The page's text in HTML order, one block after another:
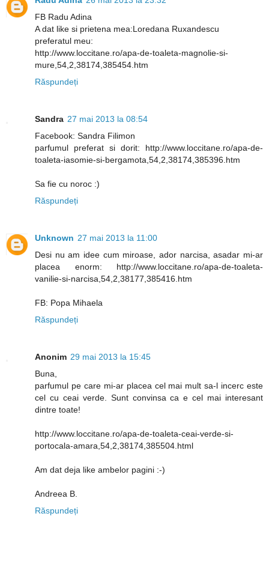
FB Radu Adina
A dat like si prietena mea:Loredana Ruxandescu
preferatul meu:
http://www.loccitane.ro/apa-de-toaleta-magnolie-si-
mure,54,2,38174,385454.htm
Răspundeți
Sandra 27 mai 2013 la 08:54
Facebook: Sandra Filimon
parfumul preferat si dorit: http://www.loccitane.ro/apa-de-
toaleta-iasomie-si-bergamota,54,2,38174,385396.htm
Sa fie cu noroc :)
Răspundeți
Unknown 27 mai 2013 la 11:00
Desi nu am idee cum miroase, ador narcisa, asadar mi-ar
placea enorm: http://www.loccitane.ro/apa-de-toaleta-
vanilie-si-narcisa,54,2,38177,385416.htm
FB: Popa Mihaela
Răspundeți
Anonim 29 mai 2013 la 15:45
Buna,
parfumul pe care mi-ar placea cel mai mult sa-l incerc este
cel cu ceai verde. Sunt convinsa ca e cel mai interesant
dintre toate!
http://www.loccitane.ro/apa-de-toaleta-ceai-verde-si-
portocala-amara,54,2,38174,385504.html
Am dat deja like ambelor pagini :-)
Andreea B.
Răspundeți